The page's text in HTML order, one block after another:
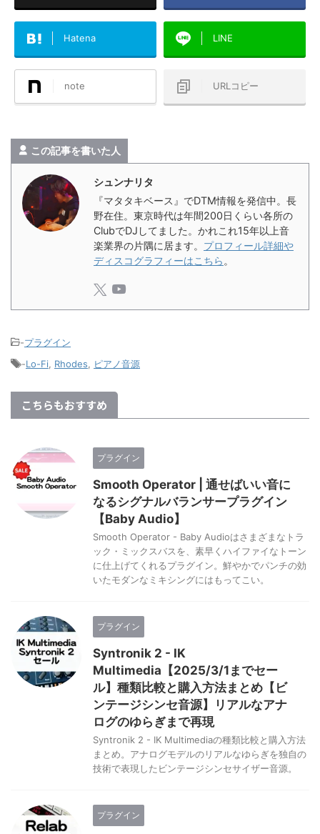
Hatena LINE
note URLコピー
この記事を書いた人
シュンナリタ
『マタタキベース』でDTM情報を発信中。長
野在住。東京時代は年間200日くらい各所の
ClubでDJしてました。かれこれ15年以上音
楽業界の片隅に居ます。 プロフィール詳細や
ディスコグラフィーはこちら。
-プラグイン
-Lo-Fi, Rhodes, ピアノ音源
こちらもおすすめ
プラグイン
Smooth Operator | 通せばいい音に
なるシグナルバランサープラグイン
【Baby Audio】
Smooth Operator - Baby Audioはさまざまなトラ
ック・ミックスバスを、素早くハイファイなトーン
に仕上げてくれるプラグイン。鮮やかでパンチの効
いたモダンなミキシングにはもってこい。
プラグイン
Syntronik 2 - IK
Multimedia【2025/3/1までセー
ル】種類比較と購入方法まとめ【ビ
ンテージシンセ音源】リアルなアナ
ログのゆらぎまで再現
Syntronik 2 - IK Multimediaの種類比較と購入方法
まとめ。アナログモデルのリアルなゆらぎを独自の
技術で表現したビンテージシンセサイザー音源。
プラグイン